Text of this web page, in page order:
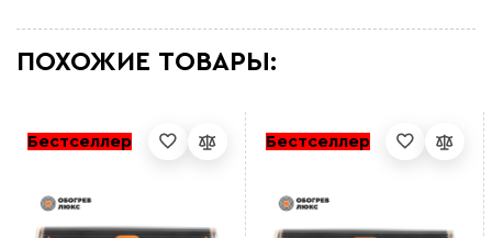
ПОХОЖИЕ ТОВАРЫ:
Бестселлер Бестселлер